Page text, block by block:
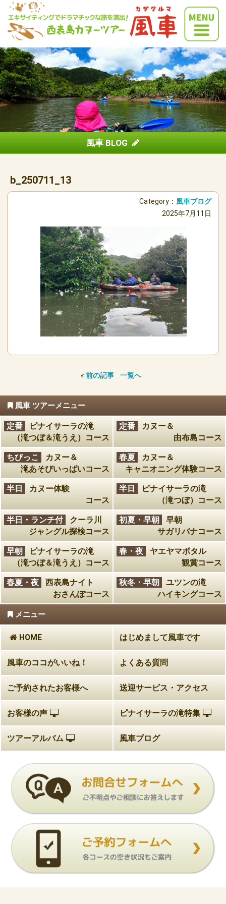
風車 BLOG
b_250711_13
Category： 風車ブログ
2025年7月11日
« 前の記事 一覧へ
風車 ツアーメニュー
定番
ピナイサーラの滝
（滝つぼ＆滝うえ）コース
定番
カヌー＆
由布島コース
ちびっこ
カヌー＆
滝あそびいっぱいコース
春夏
カヌー＆
キャニオニング体験コース
半日
カヌー体験
コース
半日
ピナイサーラの滝
（滝つぼ）コース
半日・ランチ付
クーラ川
ジャングル探検コース
初夏・早朝
早朝
サガリバナコース
早朝
ピナイサーラの滝
（滝つぼ＆滝うえ）コース
春・夜
ヤエヤマボタル
観賞コース
春夏・夜
西表島ナイト
おさんぽコース
秋冬・早朝
ユツンの滝
ハイキングコース
メニュー
HOME はじめまして風車です
風車のココがいいね！ よくある質問
ご予約されたお客様へ 送迎サービス・アクセス
お客様の声 ピナイサーラの滝特集
ツアーアルバム 風車ブログ